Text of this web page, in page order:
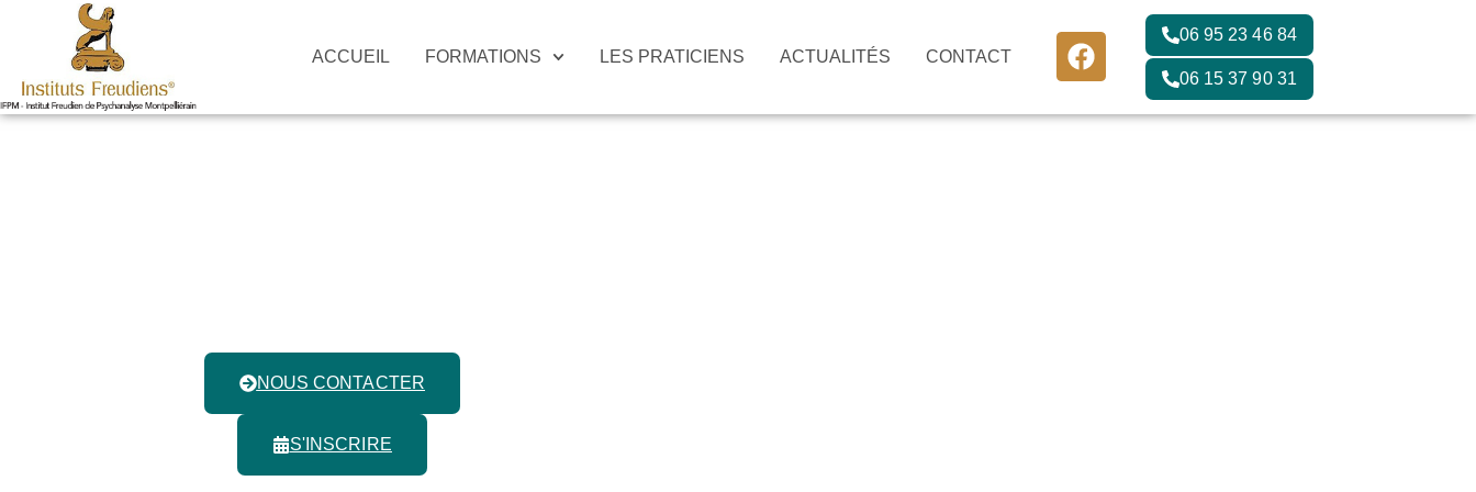
ACCUEIL FORMATIONS LES PRATICIENS ACTUALITÉS CONTACT
06 95 23 46 84
06 15 37 90 31
NOUS CONTACTER
S'INSCRIRE